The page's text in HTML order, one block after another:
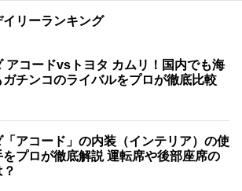
リーランキング
アコードvsトヨタ カムリ！国内でも海
ガチンコのライバルをプロが徹底比較
「アコード」の内装（インテリア）の使
をプロが徹底解説 運転席や後部座席の